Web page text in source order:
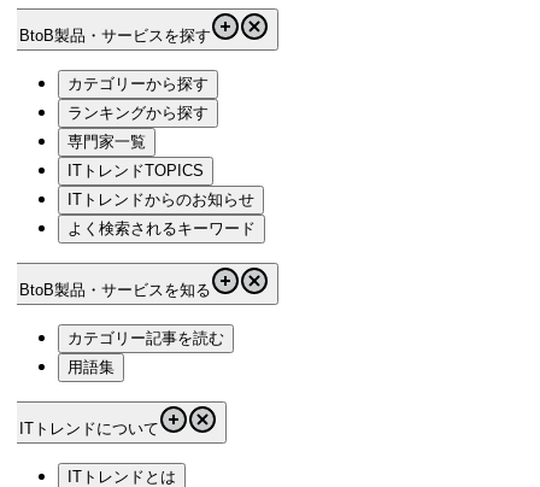
BtoB製品・サービスを探す
カテゴリーから探す
ランキングから探す
専門家一覧
ITトレンドTOPICS
ITトレンドからのお知らせ
よく検索されるキーワード
BtoB製品・サービスを知る
カテゴリー記事を読む
用語集
ITトレンドについて
ITトレンドとは